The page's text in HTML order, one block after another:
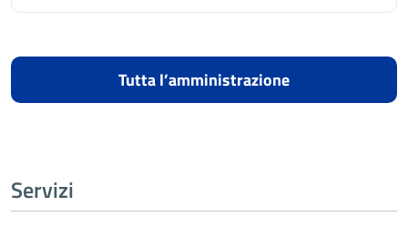
Tutta l’amministrazione
Servizi